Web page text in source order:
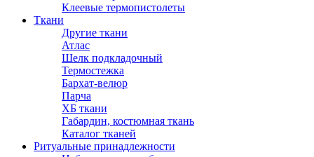
Клеевые термопистолеты
Ткани
Другие ткани
Атлас
Шелк подкладочный
Термостежка
Бархат-велюр
Парча
ХБ ткани
Габардин, костюмная ткань
Каталог тканей
Ритуальные принадлежности